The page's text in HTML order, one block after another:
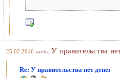
25.02.2016 zavtra У правительства
Re: У правительства нет денег